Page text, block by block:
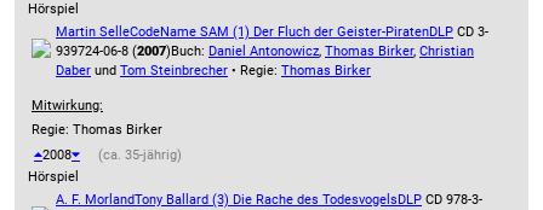
Hörspiel
Martin SelleCodeName SAM (1) Der Fluch der Geister-PiratenDLP CD 3-
939724-06-8 (2007)Buch: Daniel Antonowicz, Thomas Birker, Christian
Daber und Tom Steinbrecher • Regie: Thomas Birker
Mitwirkung:
Regie: Thomas Birker
2008
(ca. 35-jährig)
Hörspiel
A. F. MorlandTony Ballard (3) Die Rache des TodesvogelsDLP CD 978-3-